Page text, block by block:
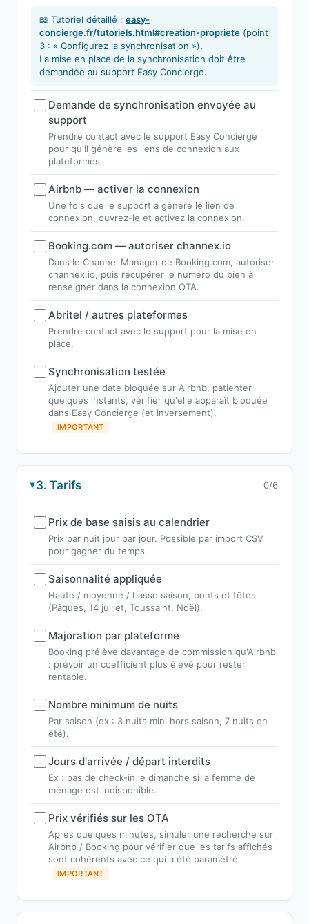
📖 Tutoriel détaillé : easy-
concierge.fr/tutoriels.html#creation-propriete (point
3 : « Configurez la synchronisation »).
La mise en place de la synchronisation doit être
demandée au support Easy Concierge.
Demande de synchronisation envoyée au
support
Prendre contact avec le support Easy Concierge
pour qu'il génère les liens de connexion aux
plateformes.
Airbnb — activer la connexion
Une fois que le support a généré le lien de
connexion, ouvrez-le et activez la connexion.
Booking.com — autoriser channex.io
Dans le Channel Manager de Booking.com, autoriser
channex.io, puis récupérer le numéro du bien à
renseigner dans la connexion OTA.
Abritel / autres plateformes
Prendre contact avec le support pour la mise en
place.
Synchronisation testée
Ajouter une date bloquée sur Airbnb, patienter
quelques instants, vérifier qu'elle apparaît bloquée
dans Easy Concierge (et inversement).
IMPORTANT
3. Tarifs 0/6
Prix de base saisis au calendrier
Prix par nuit jour par jour. Possible par import CSV
pour gagner du temps.
Saisonnalité appliquée
Haute / moyenne / basse saison, ponts et fêtes
(Pâques, 14 juillet, Toussaint, Noël).
Majoration par plateforme
Booking prélève davantage de commission qu'Airbnb
: prévoir un coefficient plus élevé pour rester
rentable.
Nombre minimum de nuits
Par saison (ex : 3 nuits mini hors saison, 7 nuits en
été).
Jours d'arrivée / départ interdits
Ex : pas de check-in le dimanche si la femme de
ménage est indisponible.
Prix vérifiés sur les OTA
Après quelques minutes, simuler une recherche sur
Airbnb / Booking pour vérifier que les tarifs affichés
sont cohérents avec ce qui a été paramétré.
IMPORTANT